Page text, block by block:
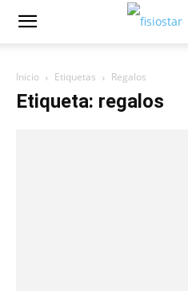
Inicio Etiquetas Regalos
Etiqueta: regalos